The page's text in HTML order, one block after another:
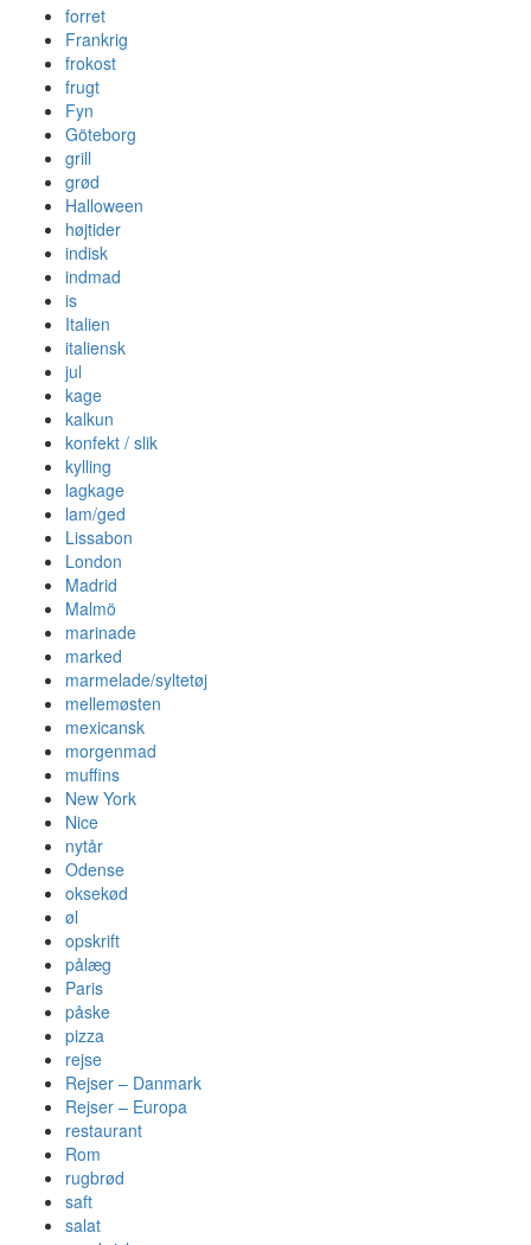
forret
Frankrig
frokost
frugt
Fyn
Göteborg
grill
grød
Halloween
højtider
indisk
indmad
is
Italien
italiensk
jul
kage
kalkun
konfekt / slik
kylling
lagkage
lam/ged
Lissabon
London
Madrid
Malmö
marinade
marked
marmelade/syltetøj
mellemøsten
mexicansk
morgenmad
muffins
New York
Nice
nytår
Odense
oksekød
øl
opskrift
pålæg
Paris
påske
pizza
rejse
Rejser – Danmark
Rejser – Europa
restaurant
Rom
rugbrød
saft
salat